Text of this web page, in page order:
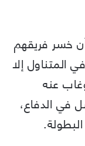
خسر فريقهم
كانت في المتناول إلا
عنه
في الدفاع،